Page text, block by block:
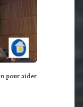
pour aider